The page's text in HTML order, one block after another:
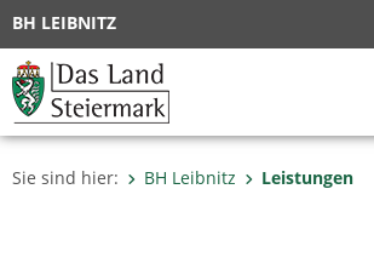
BH LEIBNITZ
Sie sind hier: BH Leibnitz Leistungen